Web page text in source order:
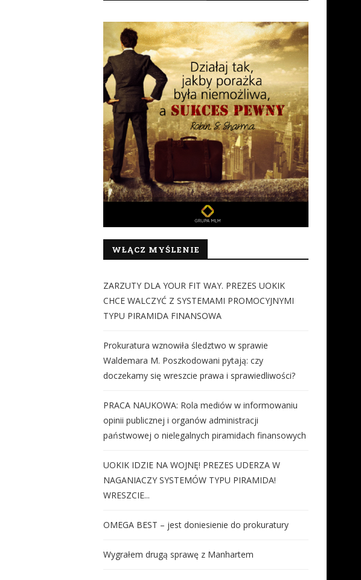
WŁĄCZ MYŚLENIE
ZARZUTY DLA YOUR FIT WAY. PREZES UOKIK
CHCE WALCZYĆ Z SYSTEMAMI PROMOCYJNYMI
TYPU PIRAMIDA FINANSOWA
Prokuratura wznowiła śledztwo w sprawie
Waldemara M. Poszkodowani pytają: czy
doczekamy się wreszcie prawa i sprawiedliwości?
PRACA NAUKOWA: Rola mediów w informowaniu
opinii publicznej i organów administracji
państwowej o nielegalnych piramidach finansowych
UOKIK IDZIE NA WOJNĘ! PREZES UDERZA W
NAGANIACZY SYSTEMÓW TYPU PIRAMIDA!
WRESZCIE...
OMEGA BEST – jest doniesienie do prokuratury
Wygrałem drugą sprawę z Manhartem